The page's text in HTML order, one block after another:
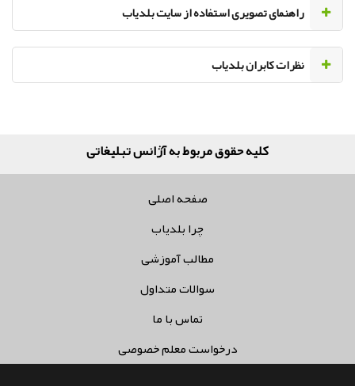
راهنمای تصویری استفاده از سایت بلدیاب
نظرات کابران بلدیاب
کلیه حقوق مربوط به آژانس تبلیغاتی پر سف
صفحه اصلی
چرا بلدیاب
مطالب آموزشی
سوالات متداول
تماس با ما
درخواست معلم خصوصی